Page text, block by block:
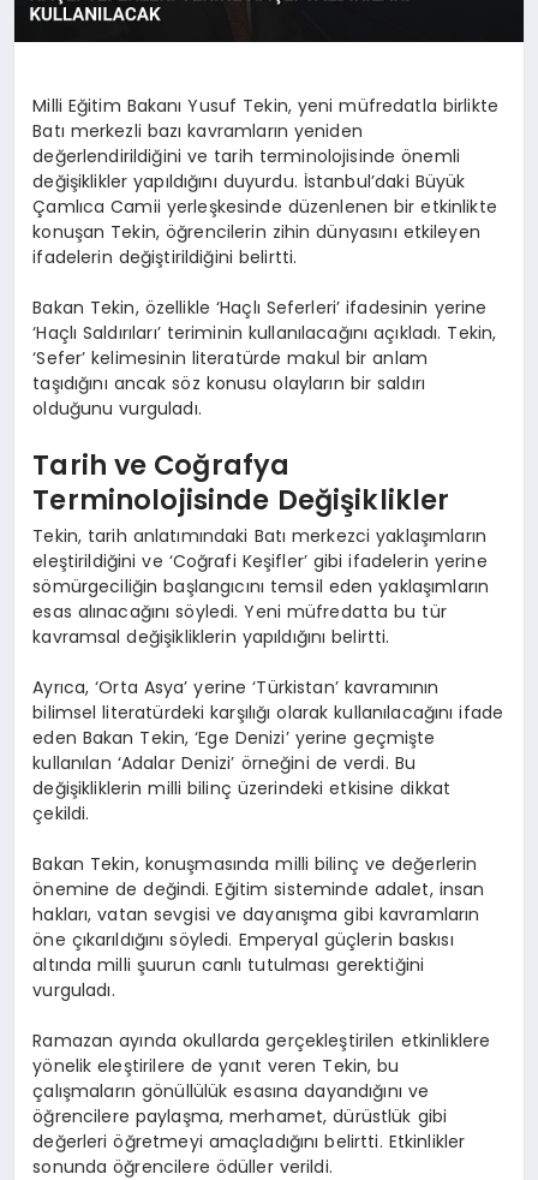
Milli Eğitim Bakanı Yusuf Tekin, yeni müfredatla birlikte
Batı merkezli bazı kavramların yeniden
değerlendirildiğini ve tarih terminolojisinde önemli
değişiklikler yapıldığını duyurdu. İstanbul’daki Büyük
Çamlıca Camii yerleşkesinde düzenlenen bir etkinlikte
konuşan Tekin, öğrencilerin zihin dünyasını etkileyen
ifadelerin değiştirildiğini belirtti.
Bakan Tekin, özellikle ‘Haçlı Seferleri’ ifadesinin yerine
‘Haçlı Saldırıları’ teriminin kullanılacağını açıkladı. Tekin,
‘Sefer’ kelimesinin literatürde makul bir anlam
taşıdığını ancak söz konusu olayların bir saldırı
olduğunu vurguladı.
Tarih ve Coğrafya
Terminolojisinde Değişiklikler
Tekin, tarih anlatımındaki Batı merkezci yaklaşımların
eleştirildiğini ve ‘Coğrafi Keşifler’ gibi ifadelerin yerine
sömürgeciliğin başlangıcını temsil eden yaklaşımların
esas alınacağını söyledi. Yeni müfredatta bu tür
kavramsal değişikliklerin yapıldığını belirtti.
Ayrıca, ‘Orta Asya’ yerine ‘Türkistan’ kavramının
bilimsel literatürdeki karşılığı olarak kullanılacağını ifade
eden Bakan Tekin, ‘Ege Denizi’ yerine geçmişte
kullanılan ‘Adalar Denizi’ örneğini de verdi. Bu
değişikliklerin milli bilinç üzerindeki etkisine dikkat
çekildi.
Bakan Tekin, konuşmasında milli bilinç ve değerlerin
önemine de değindi. Eğitim sisteminde adalet, insan
hakları, vatan sevgisi ve dayanışma gibi kavramların
öne çıkarıldığını söyledi. Emperyal güçlerin baskısı
altında milli şuurun canlı tutulması gerektiğini
vurguladı.
Ramazan ayında okullarda gerçekleştirilen etkinliklere
yönelik eleştirilere de yanıt veren Tekin, bu
çalışmaların gönüllülük esasına dayandığını ve
öğrencilere paylaşma, merhamet, dürüstlük gibi
değerleri öğretmeyi amaçladığını belirtti. Etkinlikler
sonunda öğrencilere ödüller verildi.